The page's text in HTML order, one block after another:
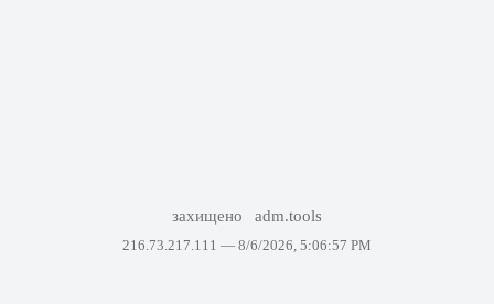
захищено adm.tools
216.73.217.111 — 8/6/2026, 5:06:57 PM